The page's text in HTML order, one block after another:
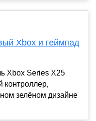
Xbox и геймпад
Xbox Series X25
контроллер,
зелёном дизайне